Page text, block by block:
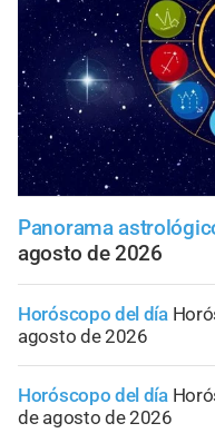
Panorama
agosto de 2026
Horóscopo del día
agosto de 2026
Horóscopo del día
de agosto de 2026